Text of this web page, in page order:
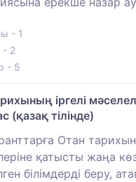
- 1
- 2
- 5
іргелі
(қазақ тілінде)
Отан
қатысты жаңа
білімдерді беру,